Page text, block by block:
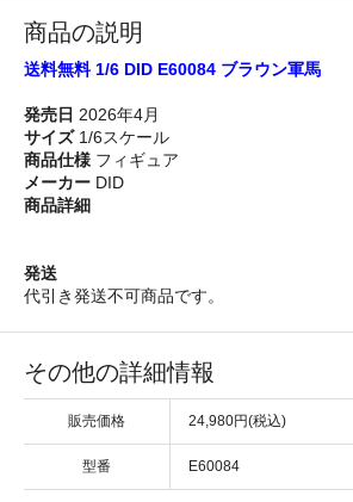
商品の説明
送料無料 1/6 DID E60084 ブラウン軍馬
発売日 2026年4月
サイズ1/6スケール
商品仕様 フィギュア
メーカー DID
商品詳細
発送
代引き発送不可商品です。
その他の詳細情報
販売価格 24,980円(税込)
型番 E60084